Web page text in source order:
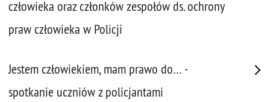
człowieka oraz członków zespołów ds. ochrony
praw człowieka w Policji
Jestem człowiekiem, mam prawo do… -
spotkanie uczniów z policjantami